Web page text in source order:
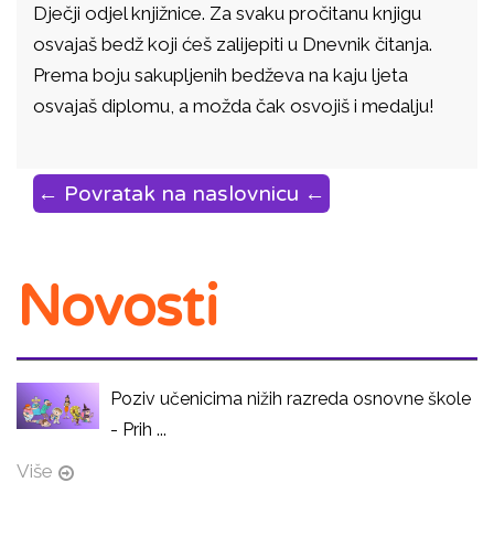
Dječji odjel knjižnice. Za svaku pročitanu knjigu
osvajaš bedž koji ćeš zalijepiti u Dnevnik čitanja.
Prema boju sakupljenih bedževa na kaju ljeta
osvajaš diplomu, a možda čak osvojiš i medalju!
← Povratak na naslovnicu ←
Novosti
Poziv učenicima nižih razreda osnovne škole
- Prih ...
Više